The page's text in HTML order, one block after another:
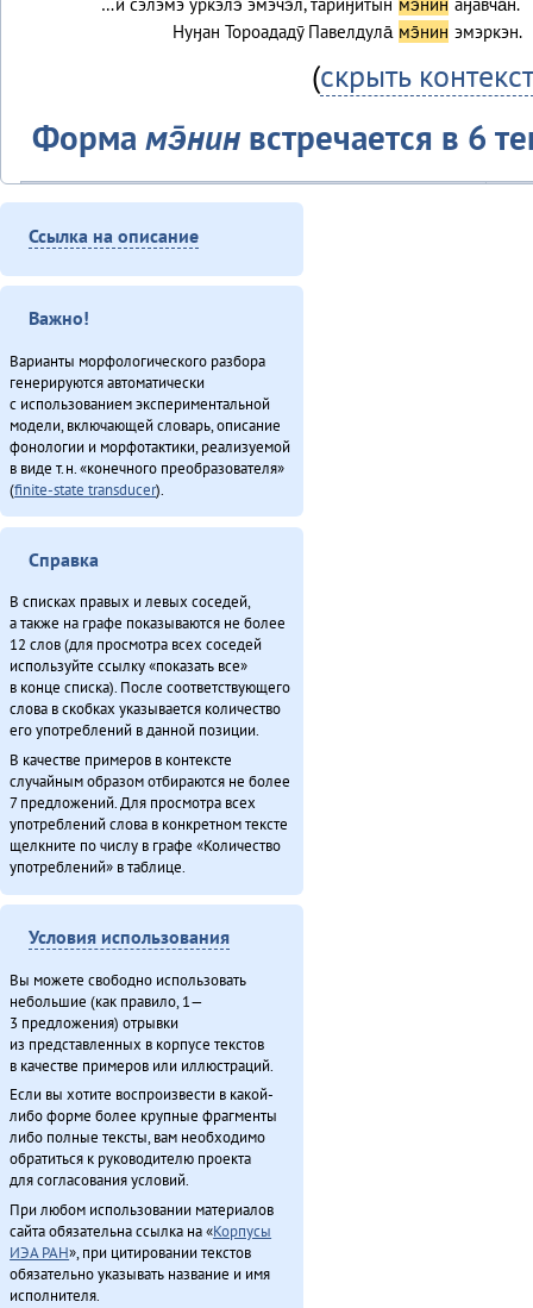
Нуӈан Тороададӯ Павелдула̄ мэ̄нин эмэркэн.
(скрыть контекст
Формамэ̄нин встречается в 6
Ая ӈинакин (2012)
Киӈгит (2012)
Онё̄вувча̄л Библия Улгӯрилин (2011)
Урэ̄н-дэ̄ Уӈко̄вул (2011)
Эвэнкӣ тадук Киӈгит (2011)
Итого
Ссылка на описание
Важно!
Варианты морфологического разбора
генерируются автоматически
с использованием экспериментальной
модели, включающей словарь, описание
фонологии и морфотактики, реализуемой
в виде т.н. «конечного преобразователя»
(finite-state transducer).
Справка
В списках правых и левых соседей,
а также на графе показываются не более
12 слов (для просмотра всех соседей
используйте ссылку «показать все»
в конце списка). После соответствующего
слова в скобках указывается количество
его употреблений в данной позиции.
В качестве примеров в контексте
случайным образом отбираются не более
7 предложений. Для просмотра всех
употреблений слова в конкретном тексте
щелкните по числу в графе «Количество
употреблений» в таблице.
Условия использования
Вы можете свободно использовать
небольшие (как правило, 1—
3 предложения) отрывки
из представленных в корпусе текстов
в качестве примеров или иллюстраций.
Если вы хотите воспроизвести в какой-
либо форме более крупные фрагменты
либо полные тексты, вам необходимо
обратиться к руководителю проекта
для согласования условий.
При любом использовании материалов
сайта обязательна ссылка на «Корпусы
ИЭА РАН», при цитировании текстов
обязательно указывать название и имя
исполнителя.